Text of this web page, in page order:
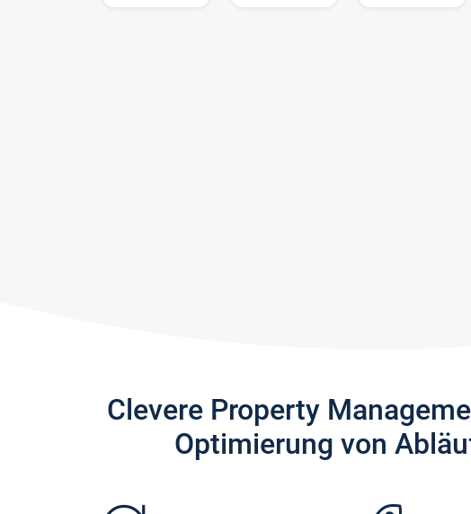
Clevere Property
Optimierung von